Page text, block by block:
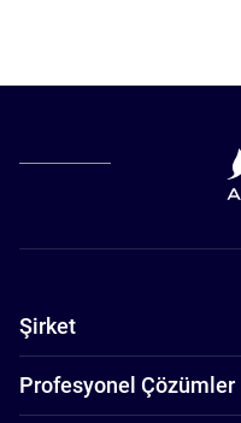
Şirket
Profesyonel Çözümler